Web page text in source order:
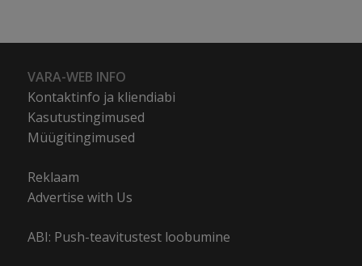
VARA-WEB INFO
Kontaktinfo ja kliendiabi
Kasutustingimused
Müügitingimused
Reklaam
Advertise with Us
ABI: Push-teavitustest loobumine